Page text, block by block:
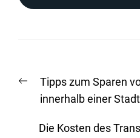
Navigation
Vorheriger
Beitrag:
Tipps zum Sparen
innerhalb einer Stadt
Die Kosten des